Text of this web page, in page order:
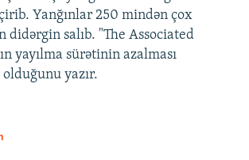
Yanğınlar 250 mindən çox
didərgin salıb. "The Associated
yayılma sürətinin azalması
yazır.